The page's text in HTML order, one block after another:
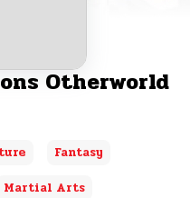
Otherworld
Fantasy
Martial Arts